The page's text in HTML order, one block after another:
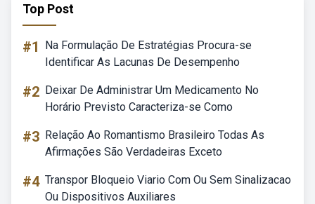
Top Post
#1
Na Formulação De Estratégias Procura-se
Identificar As Lacunas De Desempenho
#2 Deixar De Administrar Um Medicamento No
Horário Previsto Caracteriza-se Como
#3 Relação Ao Romantismo Brasileiro Todas As
Afirmações São Verdadeiras Exceto
#4 Transpor Bloqueio Viario Com Ou Sem Sinalizacao
Ou Dispositivos Auxiliares